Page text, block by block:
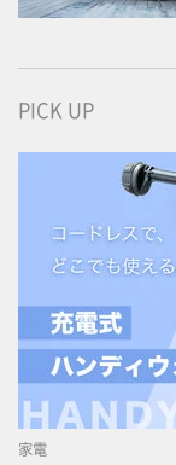
PICK UP
家電